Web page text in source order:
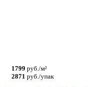
1799 руб./м²
2871 руб./упак